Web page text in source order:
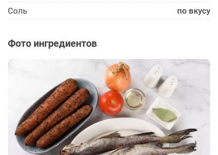
Соль
по вкусу
Фото ингредиентов